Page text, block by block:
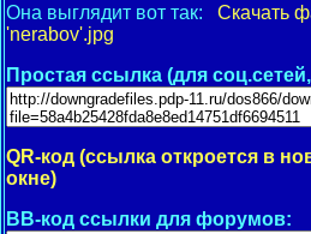
Она выглядит вот так: Скачать
'nerabov'.jpg
Простая ссылка (для
QR-код (ссылка откроется в
окне)
BB-код ссылки для форумов: